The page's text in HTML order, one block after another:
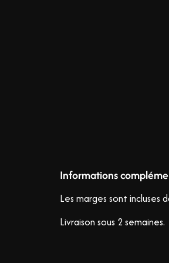
Informations
Les marges sont
Livraison sous 2 semaines.